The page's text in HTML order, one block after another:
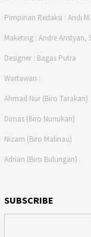
Pimpinan Redaksi : Andi
Maketing : Andre Aristyan,
Designer : Bagas Putra
Wartawan :
Ahmad Nur (Biro Tarakan)
Dimas (Biro Nunukan)
Nizam (Biro Malinau)
Adrian (Biro Bulungan)
SUBSCRIBE